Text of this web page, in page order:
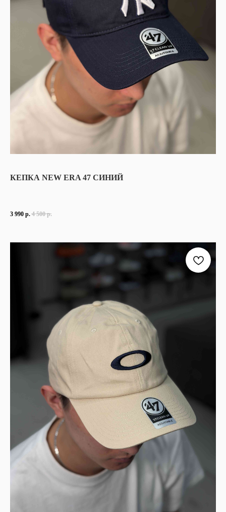
КЕПКА NEW ERA 47 СИНИЙ
3 990 р. 4 500 р.